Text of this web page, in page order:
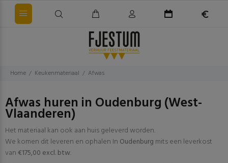
Home Keukenmateriaal Afwas
Afwas huren in Oudenburg (West-
Vlaanderen)
Het materiaal kan ook aan huis geleverd worden.
We komen dit leveren en ophalen In Oudenburg mits een leverkost
van€175,00 excl. btw.